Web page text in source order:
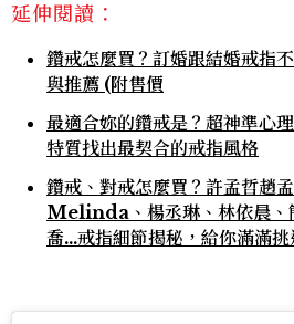
延伸閱讀：
鑽戒怎麼買？訂婚跟結婚戒指
與推薦 (附售價
最適合妳的鑽戒是？超神準心
特質找出最契合的戒指風格
鑽戒、對戒怎麼買？許孟哲趙
Melinda、楊丞琳、林依晨、
喬…戒指細節揭秘，給你滿滿挑